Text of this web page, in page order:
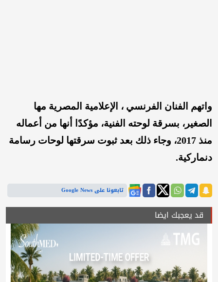
واتهم الفنان الفرنسي ، الإعلامية المصرية مها
الصغير، بسرقة لوحته الفنية، مؤكدًا أنها من أعماله
منذ 2017، وجاء ذلك بعد ثبوت سرقتها لوحات رسامة
دنماركية.
تابعونا على Google News
قد يعجبك ايضا